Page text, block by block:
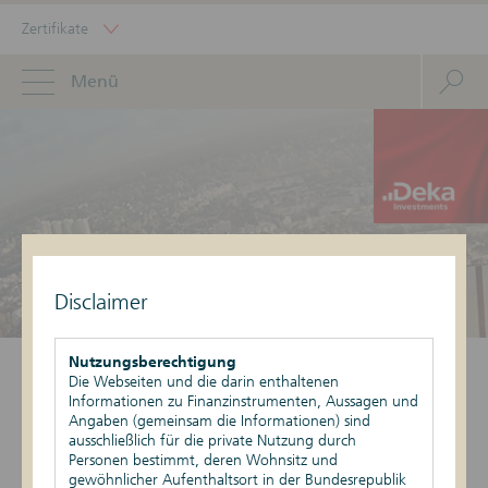
Disclaimer
Nutzungsberechtigung
Die Webseiten und die darin enthaltenen
Informationen zu Finanzinstrumenten, Aussagen und
Angaben (gemeinsam die Informationen) sind
ausschließlich für die private Nutzung durch
Personen bestimmt, deren Wohnsitz und
gewöhnlicher Aufenthaltsort in der Bundesrepublik
Zertifikate
Menü
Allgemeine Geschäftsbedingungen.
Unsere Geschäftsbedingungen haben wir für Sie als "PDF"-Datei
hinterlegt. Um diese öffnen zu können, benötigen Sie den Adobe
Reader. Falls Sie den Adobe Reader noch nicht auf Ihrem Computer